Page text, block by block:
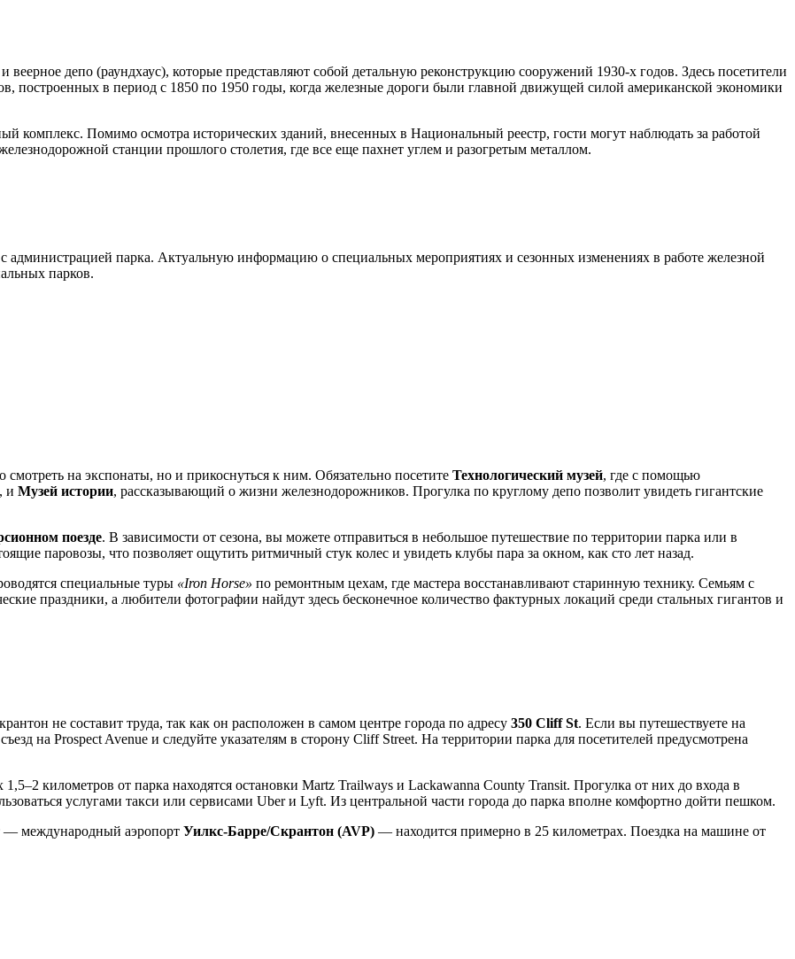
и веерное депо (раундхаус), которые представляют собой детальную реконструкцию сооружений 1930-х годов. Здесь посетители
построенных в период с 1850 по 1950 годы, когда железные дороги были главной движущей силой американской экономики
комплекс. Помимо осмотра исторических зданий, внесенных в Национальный реестр, гости могут наблюдать за работой
станции прошлого столетия, где все еще пахнет углем и разогретым металлом.
администрацией парка. Актуальную информацию о специальных мероприятиях и сезонных изменениях в работе железной
парков.
на экспонаты, но и прикоснуться к ним. Обязательно посетите Технологический музей, где с помощью
и Музей истории, рассказывающий о жизни железнодорожников. Прогулка по круглому депо позволит увидеть гигантские
поезде. В зависимости от сезона, вы можете отправиться в небольшое путешествие по территории парка или в
паровозы, что позволяет ощутить ритмичный стук колес и увидеть клубы пара за окном, как сто лет назад.
специальные туры «Iron Horse» по ремонтным цехам, где мастера восстанавливают старинную технику. Семьям с
праздники, а любители фотографии найдут здесь бесконечное количество фактурных локаций среди стальных гигантов и
не составит труда, так как он расположен в самом центре города по адресу 350 Cliff St. Если вы путешествуете на
на Prospect Avenue и следуйте указателям в сторону Cliff Street. На территории парка для посетителей предусмотрена
километров от парка находятся остановки Martz Trailways и Lackawanna County Transit. Прогулка от них до входа в
услугами такси или сервисами Uber и Lyft. Из центральной части города до парка вполне комфортно дойти пешком.
— международный аэропорт Уилкс-Барре/Скрантон (AVP) — находится примерно в 25 километрах. Поездка на машине от